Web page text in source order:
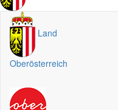
Land
Oberösterreich